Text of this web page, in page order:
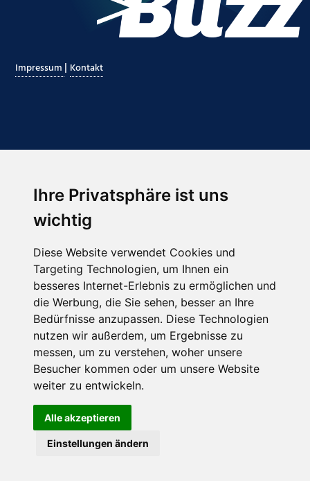
Ihre Privatsphäre ist uns
wichtig
Diese Website verwendet Cookies und
Targeting Technologien, um Ihnen ein
besseres Internet-Erlebnis zu ermöglichen und
die Werbung, die Sie sehen, besser an Ihre
Bedürfnisse anzupassen. Diese Technologien
nutzen wir außerdem, um Ergebnisse zu
messen, um zu verstehen, woher unsere
Besucher kommen oder um unsere Website
weiter zu entwickeln.
Alle akzeptieren
Einstellungen ändern
Impressum | Kontakt
Hier finden Sie uns auch
Abonnieren Sie unseren Newsletter
Email*